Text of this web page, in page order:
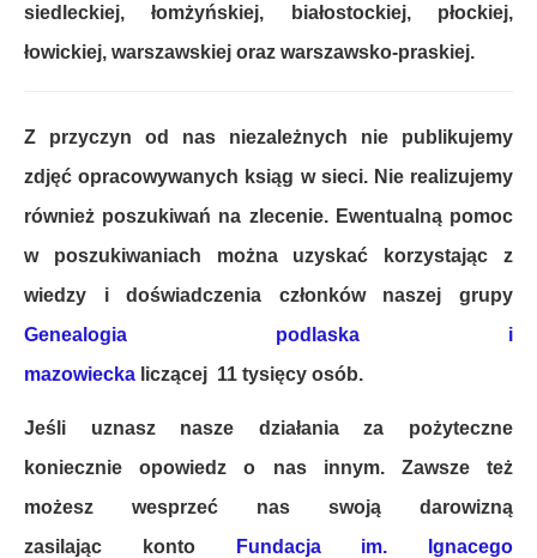
siedleckiej, łomżyńskiej, białostockiej, płockiej,
łowickiej, warszawskiej oraz warszawsko-praskiej.
Z przyczyn od nas niezależnych nie publikujemy
zdjęć opracowywanych ksiąg w sieci. Nie realizujemy
również poszukiwań na zlecenie. Ewentualną pomoc
w poszukiwaniach można uzyskać korzystając z
wiedzy i doświadczenia członków naszej grupy
Genealogia podlaska i
mazowiecka liczącej 11 tysięcy osób.
Jeśli uznasz nasze działania za pożyteczne
koniecznie opowiedz o nas innym. Zawsze też
możesz wesprzeć nas swoją darowizną
zasilając konto
Fundacja im. Ignacego